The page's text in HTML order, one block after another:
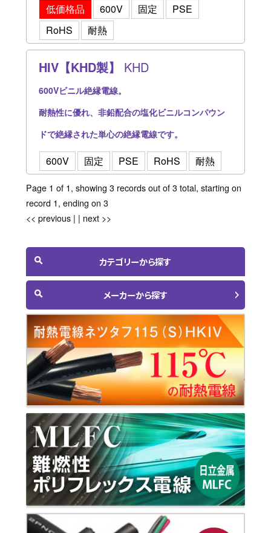
低価格品 600V 固定
PSE
RoHS
耐熱
HIV【KHD製】 KHD
600Vビニル絶縁電線。
耐熱性に優れ、非鉛配合の塩化ビニルコンパウン
ドで絶縁された単心の絶縁電線です。
600V 固定 PSE RoHS 耐熱
Page 1 of 1, showing 3 records out of 3 total, starting on
record 1, ending on 3
<< previous| | next >>
カテゴリーから探す
メーカーから探す